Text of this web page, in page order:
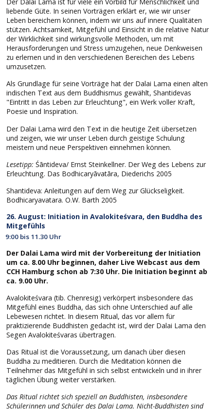
Der Dalai Lama ist für viele ein Vorbild für Menschlichkeit und
liebende Güte. In seinen Vorträgen erklärt er, wie wir unser
Leben bereichern können, indem wir uns auf innere Qualitäten
stützen. Achtsamkeit, Mitgefühl und Einsicht in die relative Natur
der Wirklichkeit sind wirkungsvolle Methoden, um mit
Herausforderungen und Stress umzugehen, neue Denkweisen
zu erlernen und in den verschiedenen Bereichen des Lebens
umzusetzen.
Als Grundlage für seine Vorträge hat der Dalai Lama einen alten
indischen Text aus dem Buddhismus gewählt, Shantidevas
"Eintritt in das Leben zur Erleuchtung", ein Werk voller Kraft,
Poesie und Inspiration.
Der Dalai Lama wird den Text in die heutige Zeit übersetzen
und zeigen, wie wir unser Leben durch geistige Schulung
meistern und neue Perspektiven einnehmen können.
Lesetipp: Śāntideva/ Ernst Steinkellner. Der Weg des Lebens zur
Erleuchtung. Das Bodhicaryāvatāra, Diederichs 2005
Shantideva: Anleitungen auf dem Weg zur Glückseligkeit.
Bodhicaryavatara. O.W. Barth 2005
26. August: Initiation in Avalokiteśvara, den Buddha des
Mitgefühls
9:00 bis 11.30 Uhr
Der Dalai Lama wird mit der Vorbereitung der Initiation
um ca. 8.00 Uhr beginnen, daher Live Webcast aus dem
CCH Hamburg schon ab 7:30 Uhr. Die Initiation beginnt ab
ca. 9.00 Uhr.
Avalokiteśvara (tib. Chenresig) verkörpert insbesondere das
Mitgefühl eines Buddha, das sich ohne Unterschied auf alle
Lebewesen richtet. In diesem Ritual, das vor allem für
praktizierende Buddhisten gedacht ist, wird der Dalai Lama den
Segen Avalokiteśvaras übertragen.
Das Ritual ist die Voraussetzung, um danach über diesen
Buddha zu meditieren. Durch die Meditation können die
Teilnehmer das Mitgefühl in sich selbst entwickeln und in ihrer
täglichen Übung weiter verstärken.
Das Ritual richtet sich speziell an Buddhisten, insbesondere
Schülerinnen und Schüler des Dalai Lama. Nicht-Buddhisten sind